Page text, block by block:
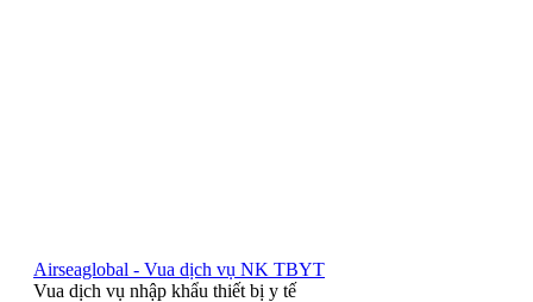
Airseaglobal - Vua dịch vụ NK TBYT
Vua dịch vụ nhập khẩu thiết bị y tế